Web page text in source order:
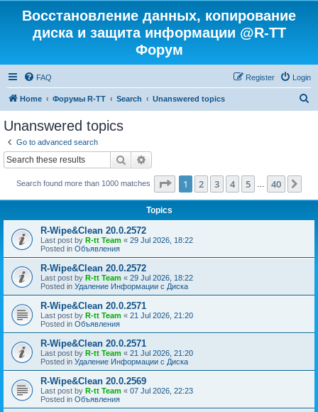
Восстановление данных, копирование
диска и защита информации @R-TT
Форум
FAQ Login
Register
Home Форумы R-TT Search Unanswered topics
Unanswered topics
Go to advanced search
Search
Search found more than 1000 matches Page 1of 40
1 2 3 4 5 40
Topics
R-Wipe&Clean 20.0.2572
Last post by R-tt Team « 29 Jul 2026, 18:22
Posted in Объявления
R-Wipe&Clean 20.0.2572
Last post by R-tt Team « 29 Jul 2026, 18:22
Posted in Удаление Информации с Диска
R-Wipe&Clean 20.0.2571
Last post by R-tt Team « 21 Jul 2026, 21:20
Posted in Объявления
R-Wipe&Clean 20.0.2571
Last post by R-tt Team « 21 Jul 2026, 21:20
Posted in Удаление Информации с Диска
R-Wipe&Clean 20.0.2569
Last post by R-tt Team « 07 Jul 2026, 22:23
Posted in Объявления